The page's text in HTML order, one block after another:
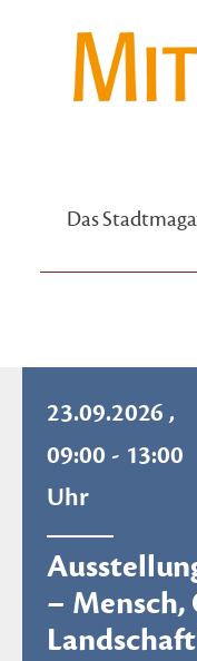
Das
23.09.2026 ,
09:00 - 13:00
Uhr
–